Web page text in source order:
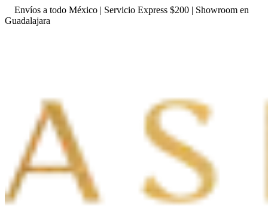
Envíos a todo México | Servicio Express $200 | Showroom en
Guadalajara